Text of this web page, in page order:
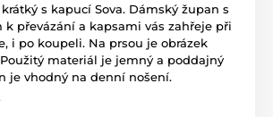
s kapucí Sova. Dámský župan s
k převázání a kapsami vás zahřeje při
i po koupeli. Na prsou je obrázek
materiál je jemný a poddajný
je vhodný na denní nošení.